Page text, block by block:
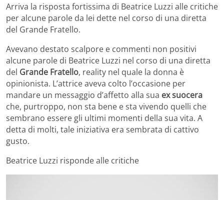
Arriva la risposta fortissima di Beatrice Luzzi alle critiche
per alcune parole da lei dette nel corso di una diretta
del Grande Fratello.
Avevano destato scalpore e commenti non positivi
alcune parole di Beatrice Luzzi nel corso di una diretta
del Grande Fratello, reality nel quale la donna è
opinionista. L’attrice aveva colto l’occasione per
mandare un messaggio d’affetto alla sua ex suocera
che, purtroppo, non sta bene e sta vivendo quelli che
sembrano essere gli ultimi momenti della sua vita. A
detta di molti, tale iniziativa era sembrata di cattivo
gusto.
Beatrice Luzzi risponde alle critiche